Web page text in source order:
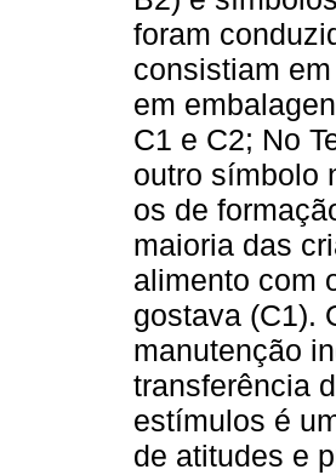
foram
consistiam
em
C1 e C2; No
outro símbolo
os de
maioria das
alimento com
gostava (C1).
manutenção
transferência
estímulos é
de atitudes e